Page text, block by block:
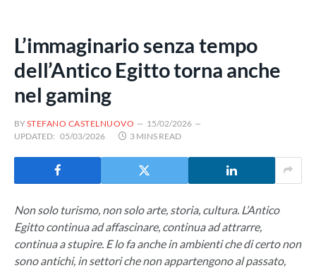
L’immaginario senza tempo
dell’Antico Egitto torna anche
nel gaming
BY STEFANO CASTELNUOVO
15/02/2026
UPDATED: 05/03/2026 3 MINS READ
Non solo turismo, non solo arte, storia, cultura. L’Antico
Egitto continua ad affascinare, continua ad attrarre,
continua a stupire. E lo fa anche in ambienti che di certo non
sono antichi, in settori che non appartengono al passato,